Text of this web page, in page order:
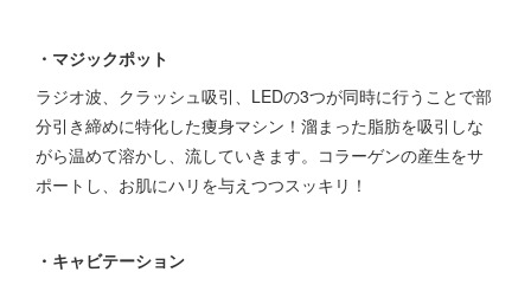
・マジックポット
ラジオ波、クラッシュ吸引、LEDの3つが同時に行うことで部
分引き締めに特化した痩身マシン！溜まった脂肪を吸引しな
がら温めて溶かし、流していきます。コラーゲンの産生をサ
ポートし、お肌にハリを与えつつスッキリ！
・キャビテーション